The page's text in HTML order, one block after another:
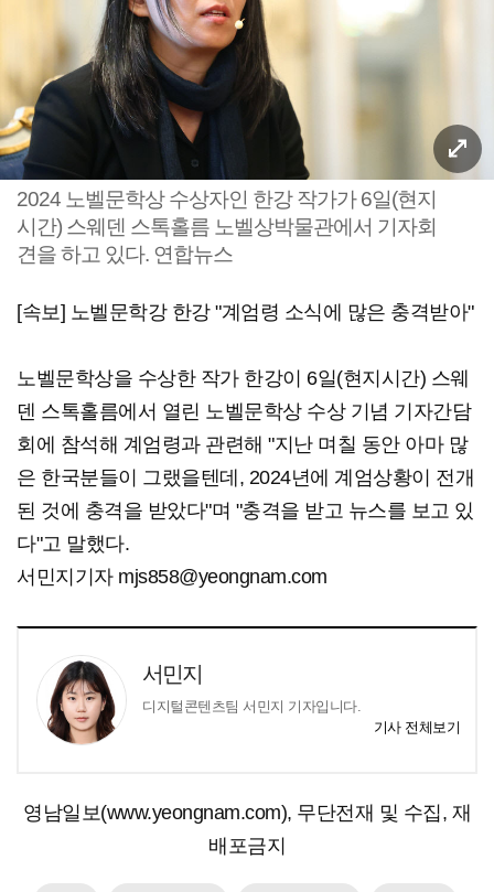
2024 노벨문학상 수상자인 한강 작가가 6일(현지
시간) 스웨덴 스톡홀름 노벨상박물관에서 기자회
견을 하고 있다. 연합뉴스
[속보] 노벨문학강 한강 "계엄령 소식에 많은 충격받아"
노벨문학상을 수상한 작가 한강이 6일(현지시간) 스웨
덴 스톡홀름에서 열린 노벨문학상 수상 기념 기자간담
회에 참석해 계엄령과 관련해 "지난 며칠 동안 아마 많
은 한국분들이 그랬을텐데, 2024년에 계엄상황이 전개
된 것에 충격을 받았다"며 "충격을 받고 뉴스를 보고 있
다"고 말했다.
서민지기자 mjs858@yeongnam.com
서민지
디지털콘텐츠팀 서민지 기자입니다.
기사 전체보기
영남일보(www.yeongnam.com), 무단전재 및 수집, 재
배포금지